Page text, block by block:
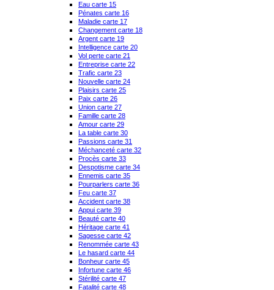
Eau carte 15
Pénates carte 16
Maladie carte 17
Changement carte 18
Argent carte 19
Intelligence carte 20
Vol perte carte 21
Entreprise carte 22
Trafic carte 23
Nouvelle carte 24
Plaisirs carte 25
Paix carte 26
Union carte 27
Famille carte 28
Amour carte 29
La table carte 30
Passions carte 31
Méchanceté carte 32
Procès carte 33
Despotisme carte 34
Ennemis carte 35
Pourparlers carte 36
Feu carte 37
Accident carte 38
Appui carte 39
Beauté carte 40
Héritage carte 41
Sagesse carte 42
Renommée carte 43
Le hasard carte 44
Bonheur carte 45
Infortune carte 46
Stérilité carte 47
Fatalité carte 48